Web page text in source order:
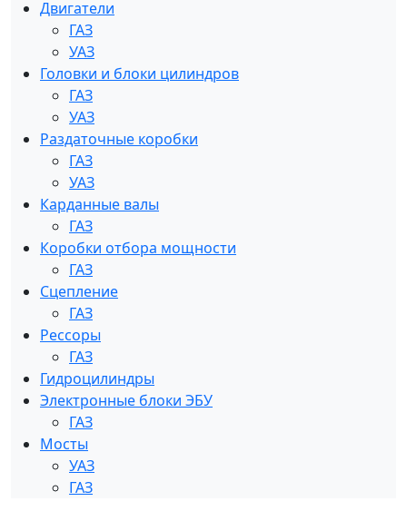
Двигатели
ГАЗ
УАЗ
Головки и блоки цилиндров
ГАЗ
УАЗ
Раздаточные коробки
ГАЗ
УАЗ
Карданные валы
ГАЗ
Коробки отбора мощности
ГАЗ
Сцепление
ГАЗ
Рессоры
ГАЗ
Гидроцилиндры
Электронные блоки ЭБУ
ГАЗ
Мосты
УАЗ
ГАЗ